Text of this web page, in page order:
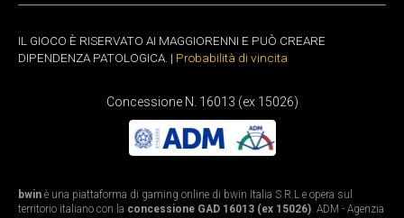
IL GIOCO È RISERVATO AI MAGGIORENNI E PUÒ CREARE
DIPENDENZA PATOLOGICA. | Probabilità di vincita
Concessione N. 16013 (ex 15026)
bwin è una piattaforma di gaming online di bwin Italia S.R.L e opera sul
territorio italiano con la concessione GAD 16013 (ex 15026). ADM - Agenzia